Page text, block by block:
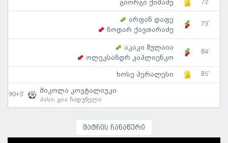
გიორგი ქიმაძე 72'
არფან დაფე
ნოდარ ქავთარაძე
73'
აკაკი შულაია
ოლეკსანდრ კაპლიენკო
84'
ხოსე პერალესი 85'
90+3' მიკოლა კოვტალიუკი
პასი: გია ჩადუნელი
მატჩის ჩანაწერი